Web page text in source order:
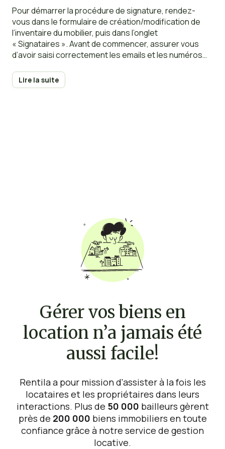
Pour démarrer la procédure de signature, rendez-
vous dans le formulaire de création/modification de
l’inventaire du mobilier, puis dans l’onglet
« Signataires ». Avant de commencer, assurer vous
d’avoir saisi correctement les emails et les numéros
étapes simples, le déroulement d’une signature
numérique sur Rentila : Le bailleur peut initier
Lire la suite
Gérer vos biens en
location n’a jamais été
aussi facile!
Rentila a pour mission d'assister à la fois les
locataires et les propriétaires dans leurs
interactions. Plus de 50 000 bailleurs gèrent
près de 200 000 biens immobiliers en toute
confiance grâce à notre service de gestion
locative.